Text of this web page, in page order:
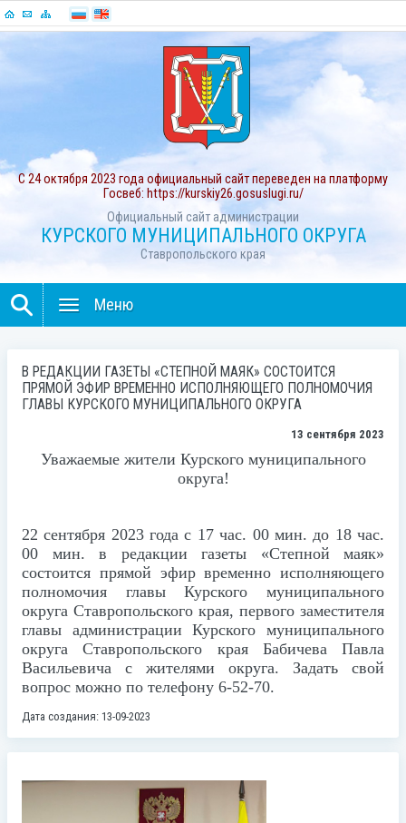
С 24 октября 2023 года официальный сайт переведен на платформу
Госвеб: https://kurskiy26.gosuslugi.ru/
Официальный сайт администрации
КУРСКОГО МУНИЦИПАЛЬНОГО ОКРУГА
Ставропольского края
Меню
В РЕДАКЦИИ ГАЗЕТЫ «СТЕПНОЙ МАЯК» СОСТОИТСЯ
ПРЯМОЙ ЭФИР ВРЕМЕННО ИСПОЛНЯЮЩЕГО ПОЛНОМОЧИЯ
ГЛАВЫ КУРСКОГО МУНИЦИПАЛЬНОГО ОКРУГА
13 сентября 2023
Уважаемые жители Курского муниципального
округа!
22 сентября 2023 года с 17 час. 00 мин. до 18 час.
00 мин. в редакции газеты «Степной маяк»
состоится прямой эфир временно исполняющего
полномочия главы Курского муниципального
округа Ставропольского края, первого заместителя
главы администрации Курского муниципального
округа Ставропольского края Бабичева Павла
Васильевича с жителями округа. Задать свой
вопрос можно по телефону 6-52-70.
Дата создания: 13-09-2023